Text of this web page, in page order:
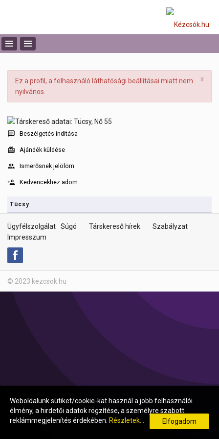
x
Ez a profil, a felhasználó láthatósági beállításai miatt nem
nyilvános.
Beszélgetés indítása
Ajándék küldése
Ismerősnek jelölöm
Kedvencekhez adom
Tücsy
Ügyfélszolgálat Súgó Társkereső hírek
Szabályzat
Impresszum
© 2023 kezcsok.hu
Weboldalunk sütiket/cookie-kat használ a jobb felhasználói
élmény, a hirdetői adatok rögzítése, a személyre szabott
reklámmegjelenítés érdekében. Részletek... Elfogadom